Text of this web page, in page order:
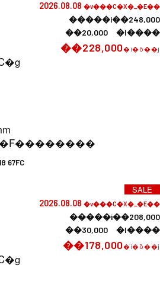
2026.08.08 �v���C�X�_�E��
�����i��248,000
��20,000 �l����
��228,000�i�ō��j
��������
67FC
SALE
2026.08.08 �v���C�X�_�E��
�����i��208,000
��30,000 �l����
��178,000�i�ō��j